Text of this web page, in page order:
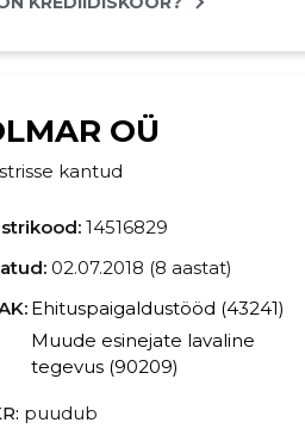
OÜ
kantud
14516829
02.07.2018 (8 aastat)
Ehituspaigaldustööd (43241)
Muude esinejate lavaline
tegevus (90209)
puudub